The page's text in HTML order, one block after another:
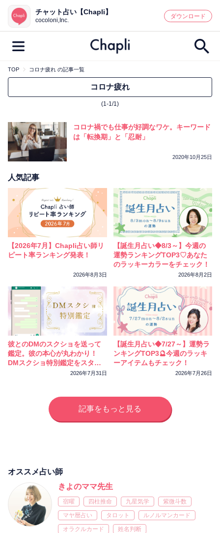
鑑定記事・占い師検索
最新記事一覧
カテゴリー別
鑑定
彼の気持ち
今週の運勢 彼氏 片思い 結婚
相性 復縁
チャット占い【Chapli】
cocoloni,Inc.
ダウンロード
TOP コロナ疲れ の記事一覧
コロナ疲れ
(1-1/1)
コロナ禍でも仕事が好調なワケ。キーワード
は「転換期」と「忍耐」
2020年10月25日
人気記事
【2026年7月】Chapli占い師リ
ピート率ランキング発表！
2026年8月3日
【誕生月占い◆8/3～】今週の
運勢ランキングTOP3♡あなた
のラッキーカラーをチェック！
2026年8月2日
彼とのDMのスクショを送って
鑑定。彼の本心が丸わかり！
DMスクショ特別鑑定をスター
2026年7月31日
【誕生月占い◆7/27～】運勢ラ
ンキングTOP3🔮今週のラッキ
ーアイテムもチェック！
2026年7月26日
記事をもっと見る
オススメ占い師
きよのママ先生
宿曜 四柱推命 九星気学
紫微斗数
マヤ暦占い
タロット
ルノルマンカード
オラクルカード
姓名判断